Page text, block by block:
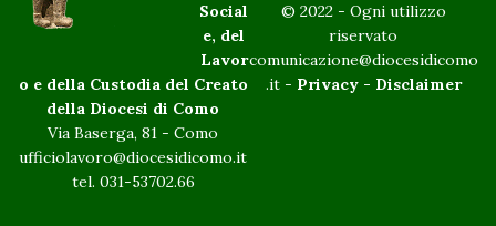
Social
e, del
Lavor
o e della Custodia del Creato
della Diocesi di Como
Via Baserga, 81 - Como
ufficiolavoro@diocesidicomo.it
tel. 031-53702.66
© 2022 - Ogni utilizzo
riservato
comunicazione@diocesidicomo
.it - Privacy- Disclaimer